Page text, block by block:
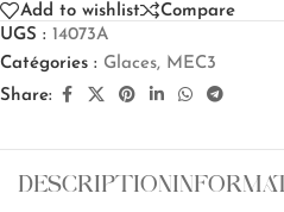
Add to wishlist
Compare
UGS : 14073A
Catégories : Glaces, MEC3
Share:
DESCRIPTION